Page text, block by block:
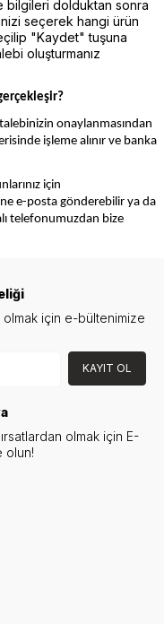
bilgileri dolduktan sonra
seçerek hangi ürün
"Kaydet" tuşuna
oluşturmanız
onaylanmasından
işleme alınır ve banka
için
e-posta gönderebilir ya da
telefonumuzdan bize
için e-bültenimize
KAYIT OL
olmak için E-
olun!